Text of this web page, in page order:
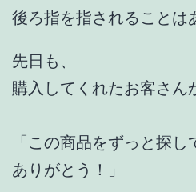
後ろ指を指されることは
先日も、
購入してくれたお客さん
「この商品をずっと探し
ありがとう！」